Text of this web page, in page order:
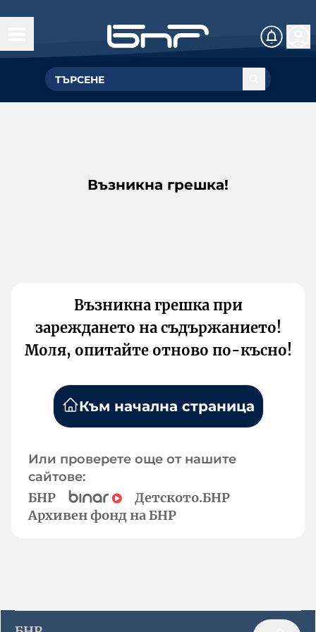
Възникна грешка!
Възникна грешка при
зареждането на съдържанието!
Моля, опитайте отново по-късно!
Към начална страница
Или проверете още от нашите
сайтове:
БНР
Детското.БНР
Архивен фонд на БНР